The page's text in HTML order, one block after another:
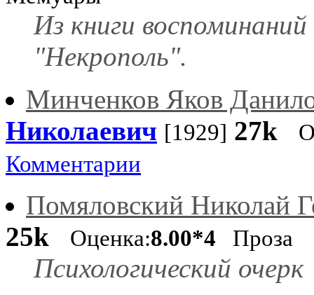
Из книги
"Некрополь".
Минченков Яков
Николаевич [1929] 27k
Комментарии
Помяловский Николай
25k
Оценка:8.00*4 Проза
Психологический очерк